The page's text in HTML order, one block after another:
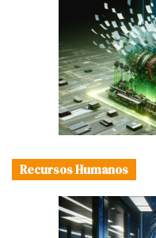
Recursos Humanos